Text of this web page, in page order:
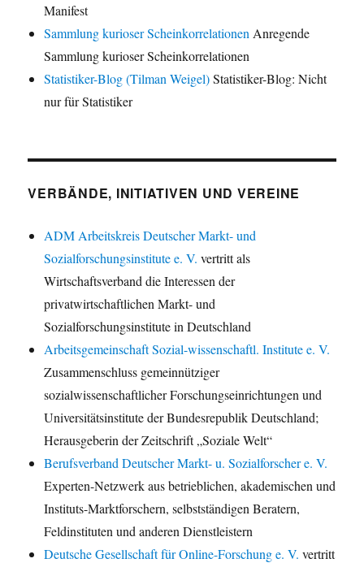
Manifest
Sammlung kurioser Scheinkorrelationen Anregende
Sammlung kurioser Scheinkorrelationen
Statistiker-Blog (Tilman Weigel)Statistiker-Blog: Nicht
nur für Statistiker
VERBÄNDE, INITIATIVEN UND VEREINE
ADM Arbeitskreis Deutscher Markt- und
Sozialforschungsinstitute e. V. vertritt als
Wirtschaftsverband die Interessen der
privatwirtschaftlichen Markt- und
Sozialforschungsinstitute in Deutschland
Arbeitsgemeinschaft Sozial-wissenschaftl. Institute e. V.
Zusammenschluss gemeinnütziger
sozialwissenschaftlicher Forschungseinrichtungen und
Universitätsinstitute der Bundesrepublik Deutschland;
Herausgeberin der Zeitschrift „Soziale Welt“
Berufsverband Deutscher Markt- u. Sozialforscher e. V.
Experten-Netzwerk aus betrieblichen, akademischen und
Instituts-Marktforschern, selbstständigen Beratern,
Feldinstituten und anderen Dienstleistern
Deutsche Gesellschaft für Online-Forschung e. V. vertritt